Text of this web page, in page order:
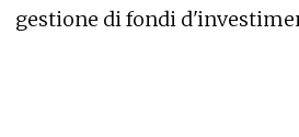
gestione di fondi